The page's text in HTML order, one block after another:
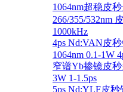
1064nm超稳皮
266/355/532nm
1000kHz
4ps Nd:VAN皮
1064nm 0.1-1W
窄谱Yb掺镱皮秒
3W 1-1.5ps
5ps Nd:YLF皮秒